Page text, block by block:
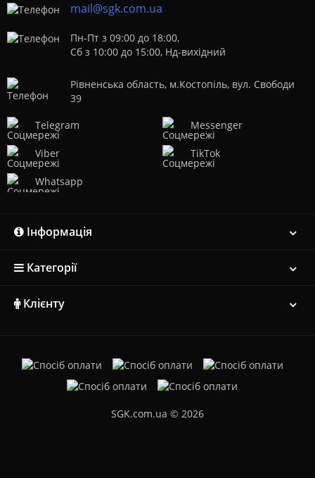
mail@sgk.com.ua
Пн-Пт з 09:00 до 18:00,
Сб з 10:00 до 15:00, Нд-вихідний
Рівненська область, м.Костопіль, вул. Свободи
39
Telegram
Viber
Whatsapp
Messenger
TikTok
Інформація
Категорії
Клієнту
SGK.com.ua © 2026